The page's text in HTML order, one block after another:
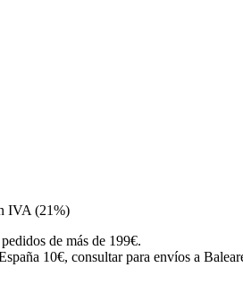
IVA (21%)
de más de 199€.
10€, consultar para envíos a